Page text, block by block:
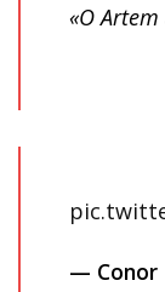
«Ο Artem
— Conor